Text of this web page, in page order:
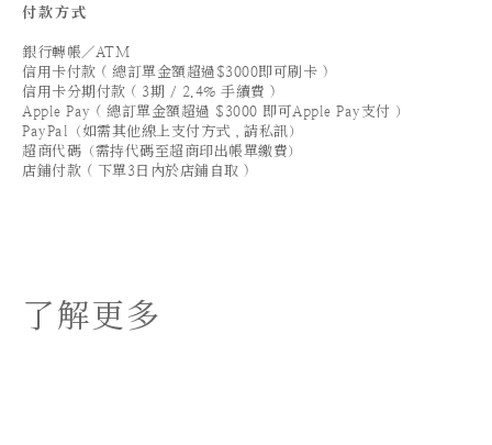
付款方式
銀行轉帳／ATM
信用卡付款 ( 總訂單金額超過$3000即可刷卡 )
信用卡分期付款 ( 3期 / 2.4% 手續費 )
Apple Pay ( 總訂單金額超過 $3000 即可Apple Pay支付 ）
PayPal（如需其他線上支付方式，請私訊）
超商代碼（需持代碼至超商印出帳單繳費）
店鋪付款 ( 下單3日內於店鋪自取 )
了解更多